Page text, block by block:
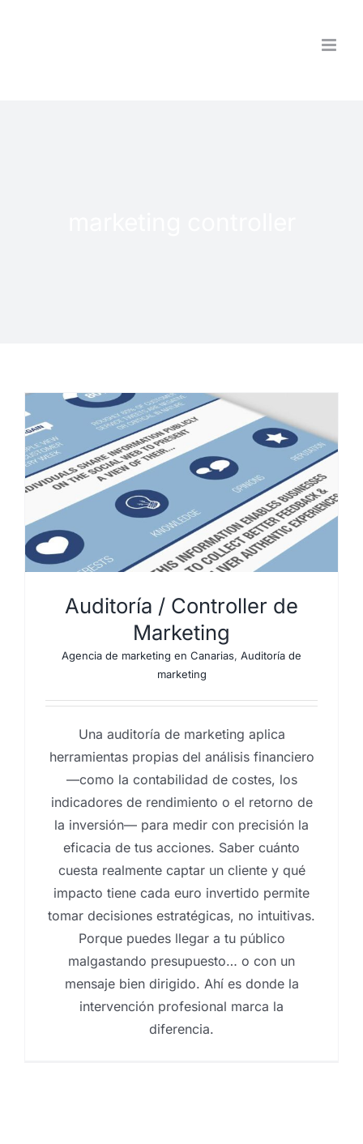
Auditoría / Controller de
Marketing
Agencia de marketing en Canarias, Auditoría de
marketing
Una auditoría de marketing aplica
herramientas propias del análisis financiero
—como la contabilidad de costes, los
indicadores de rendimiento o el retorno de
la inversión— para medir con precisión la
eficacia de tus acciones. Saber cuánto
cuesta realmente captar un cliente y qué
impacto tiene cada euro invertido permite
tomar decisiones estratégicas, no intuitivas.
Porque puedes llegar a tu público
malgastando presupuesto… o con un
mensaje bien dirigido. Ahí es donde la
intervención profesional marca la
diferencia.